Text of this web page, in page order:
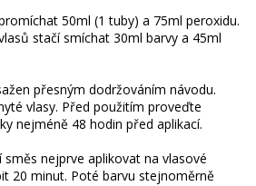
50ml (1 tuby) a 75ml peroxidu.
stačí smíchat 30ml barvy a 45ml
přesným dodržováním návodu.
vlasy. Před použitím proveďte
nejméně 48 hodin před aplikací.
nejprve aplikovat na vlasové
20 minut. Poté barvu stejnoměrně